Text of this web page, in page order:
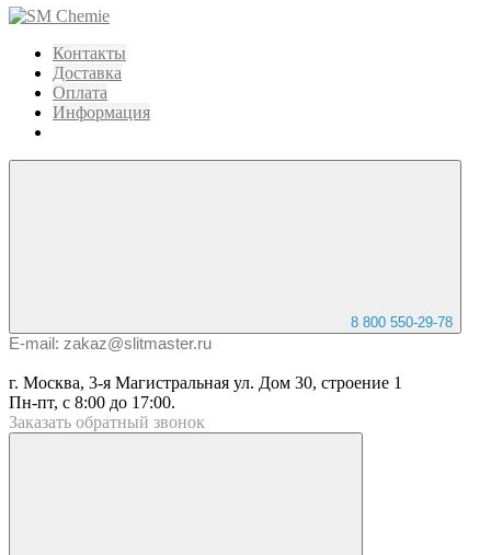
Контакты
Доставка
Оплата
Информация
8 800 550-29-78
E-mail: zakaz@slitmaster.ru
г. Москва, 3-я Магистральная ул. Дом 30, строение 1
Пн-пт, с 8:00 до 17:00.
Заказать обратный звонок